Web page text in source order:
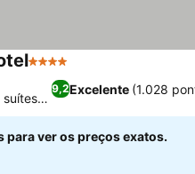
4 Estrelas
9,2Excelente (1.028
suítes
para ver os preços exatos.